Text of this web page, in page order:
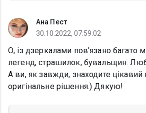
Ана Пест
30.10.2022, 07:59:02
О, із дзеркалами пов'язано багато
легенд, страшилок, бувальщин.
А ви, як завжди, знаходите цікавий
оригінальне рішення.) Дякую!